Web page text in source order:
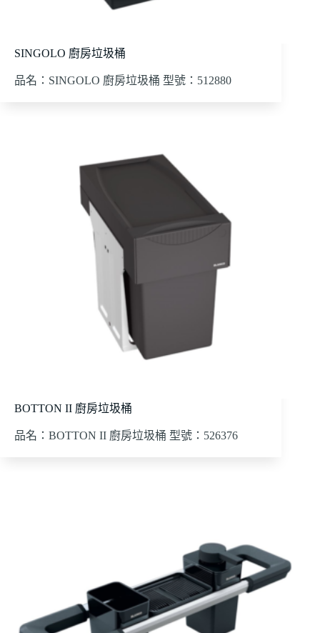
SINGOLO 廚房垃圾桶
品名：SINGOLO 廚房垃圾桶 型號：512880
BOTTON II 廚房垃圾桶
品名：BOTTON II 廚房垃圾桶 型號：526376